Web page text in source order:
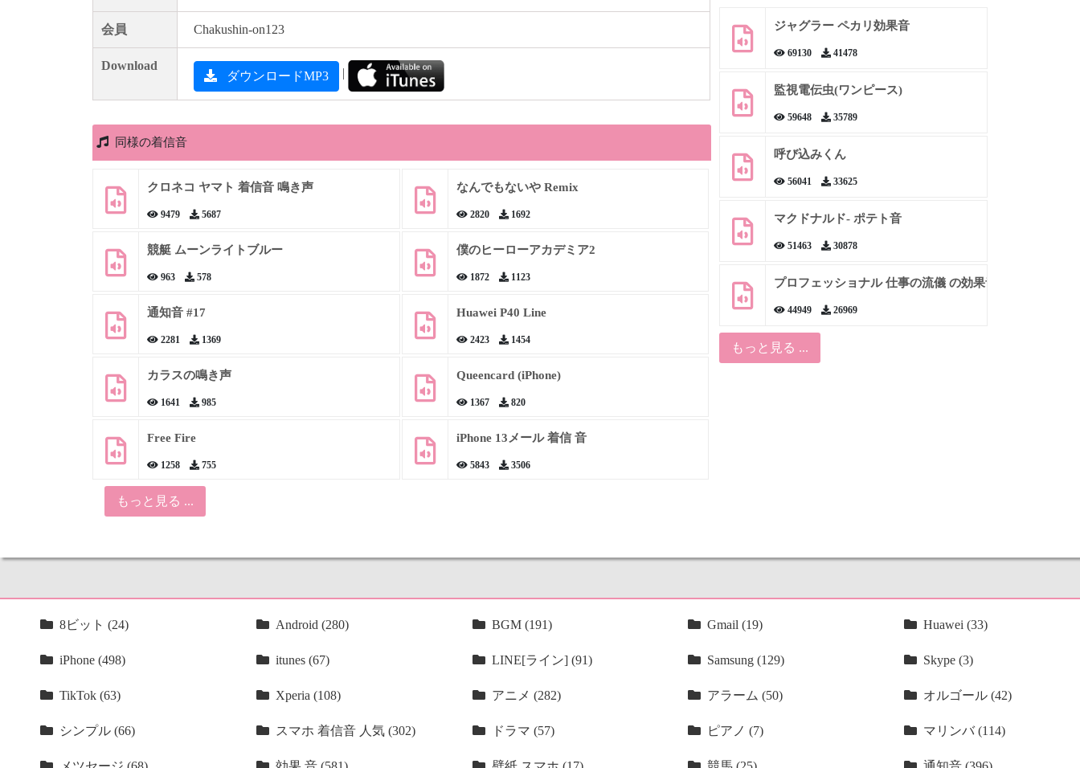
会員 Chakushin-on123
Download
ダウンロードMP3 |
同様の着信音
クロネコ ヤマト 着信音 鳴き声
9479 5687
なんでもないや Remix
2820 1692
競艇 ムーンライトブルー
963 578
僕のヒーローアカデミア2
1872 1123
通知音 #17
2281 1369
Huawei P40 Line
2423 1454
カラスの鳴き声
1641 985
Queencard (iPhone)
1367 820
Free Fire
1258 755
iPhone 13メール 着信 音
5843 3506
もっと見る ...
ジャグラー ペカリ効果音
69130 41478
監視電伝虫(ワンピース)
59648 35789
呼び込みくん
56041 33625
マクドナルド- ポテト音
51463 30878
プロフェッショナル 仕事の流儀 の効果音
44949 26969
もっと見る ...
8ビット (24) Android (280) BGM (191) Gmail (19) Huawei (33)
iPhone (498) itunes (67) LINE[ライン] (91) Samsung (129) Skype (3)
TikTok (63) Xperia (108) アニメ (282) アラーム (50) オルゴール (42)
シンプル (66) スマホ 着信音 人気 (302) ドラマ (57) ピアノ (7) マリンバ (114)